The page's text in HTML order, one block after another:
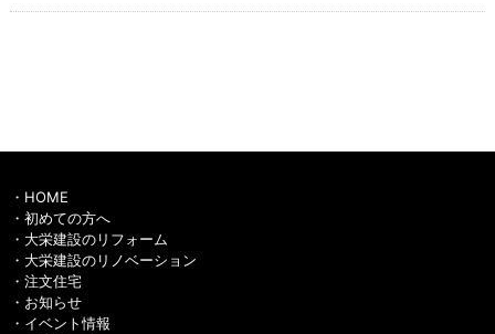
HOME
初めての方へ
大栄建設のリフォーム
大栄建設のリノベーション
注文住宅
お知らせ
イベント情報